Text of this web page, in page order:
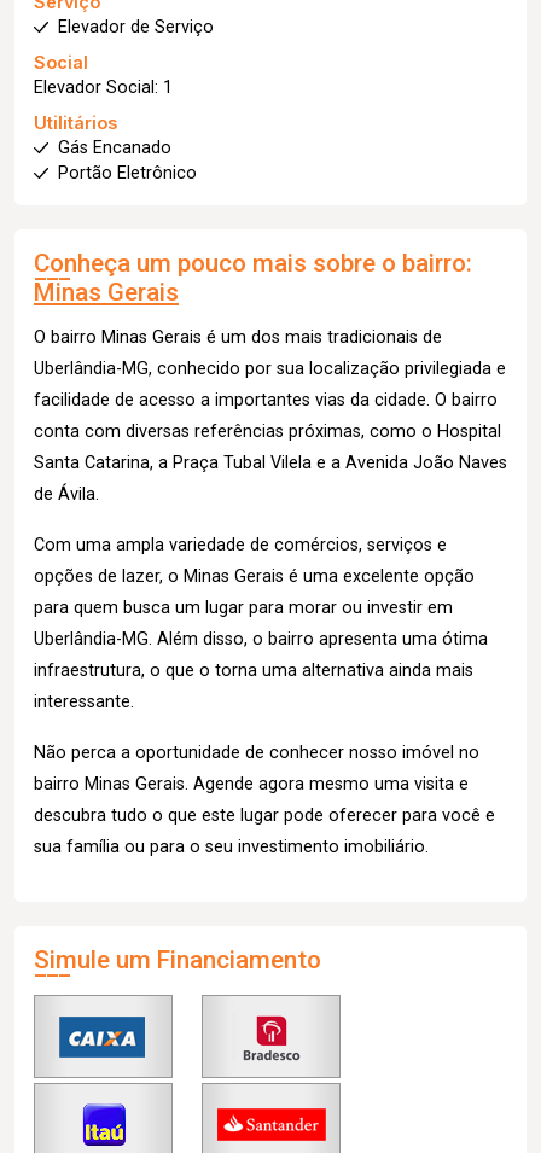
Elevador de Serviço
Social
Elevador Social: 1
Utilitários
Gás Encanado
Portão Eletrônico
Conheça um pouco mais sobre o bairro:
Minas Gerais
O bairro Minas Gerais é um dos mais tradicionais de
Uberlândia-MG, conhecido por sua localização privilegiada e
facilidade de acesso a importantes vias da cidade. O bairro
conta com diversas referências próximas, como o Hospital
Santa Catarina, a Praça Tubal Vilela e a Avenida João Naves
de Ávila.
Com uma ampla variedade de comércios, serviços e
opções de lazer, o Minas Gerais é uma excelente opção
para quem busca um lugar para morar ou investir em
Uberlândia-MG. Além disso, o bairro apresenta uma ótima
infraestrutura, o que o torna uma alternativa ainda mais
interessante.
Não perca a oportunidade de conhecer nosso imóvel no
bairro Minas Gerais. Agende agora mesmo uma visita e
descubra tudo o que este lugar pode oferecer para você e
sua família ou para o seu investimento imobiliário.
Simule um Financiamento